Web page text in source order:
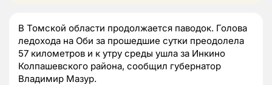
В Томской области продолжается паводок. Голова
ледохода на Оби за прошедшие сутки преодолела
57 километров и к утру среды ушла за Инкино
Колпашевского района, сообщил губернатор
Владимир Мазур.